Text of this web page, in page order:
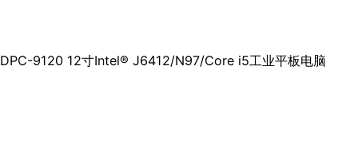
DPC-9120 12寸Intel® J6412/N97/Core i5工业平板电脑